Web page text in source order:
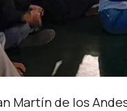
Martín de los